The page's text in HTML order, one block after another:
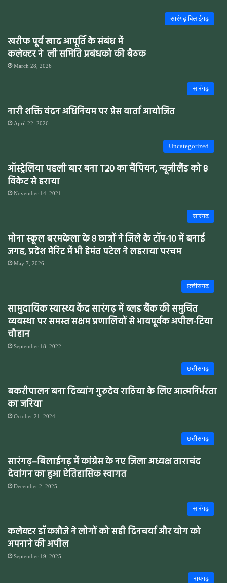
सारंगढ़ बिलाईगढ़
खरीफ पूर्व खाद आपूर्ति के संबंध में
कलेक्टर ने ली समिति प्रबंधको की बैठक
March 28, 2026
सारंगढ़
नारी शक्ति वंदन अधिनियम पर प्रेस वार्ता आयोजित
April 22, 2026
Uncategorized
ऑस्ट्रेलिया पहली बार बना T20 का चैंपियन, न्यूजीलैंड को 8
विकेट से हराया
November 14, 2021
सारंगढ़
मोना स्कूल बरमकेला के 8 छात्रों ने जिले के टॉप-10 में बनाई
जगह, प्रदेश मेरिट में भी हेमंत पटेल ने लहराया परचम
May 7, 2026
छत्तीसगढ़
सामुदायिक स्वास्थ्य केंद्र सारंगढ़ में ब्लड बैंक की समुचित
व्यवस्था पर समस्त सक्षम प्रणालियों से भावपूर्वक अपील-टिया
चौहान
September 18, 2022
छत्तीसगढ़
बकरीपालन बना दिव्यांग गुरुदेव राठिया के लिए आत्मनिर्भरता
का जरिया
October 21, 2024
छत्तीसगढ़
सारंगढ़–बिलाईगढ़ में कांग्रेस के नए जिला अध्यक्ष ताराचंद
देवांगन का हुआ ऐतिहासिक स्वागत
December 2, 2025
सारंगढ़
कलेक्टर डॉ कन्नौजे ने लोगों को सही दिनचर्या और योग को
अपनाने की अपील
September 19, 2025
रायगढ़